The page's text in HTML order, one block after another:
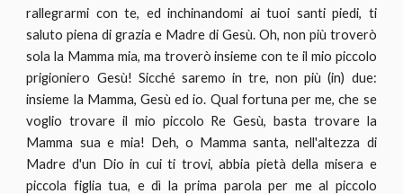
rallegrarmi con te, ed inchinandomi ai tuoi santi piedi, ti
saluto piena di grazia e Madre di Gesù. Oh, non più troverò
sola la Mamma mia, ma troverò insieme con te il mio piccolo
prigioniero Gesù! Sicché saremo in tre, non più (in) due:
insieme la Mamma, Gesù ed io. Qual fortuna per me, che se
voglio trovare il mio piccolo Re Gesù, basta trovare la
Mamma sua e mia! Deh, o Mamma santa, nell'altezza di
Madre d'un Dio in cui ti trovi, abbia pietà della misera e
piccola figlia tua, e dì la prima parola per me al piccolo